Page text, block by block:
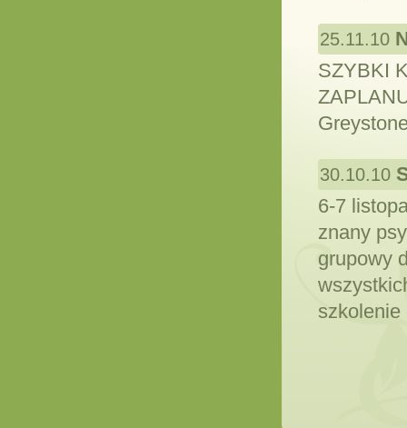
25.11.10
SZYBKI
30.10.10
6-7
znany
grupowy